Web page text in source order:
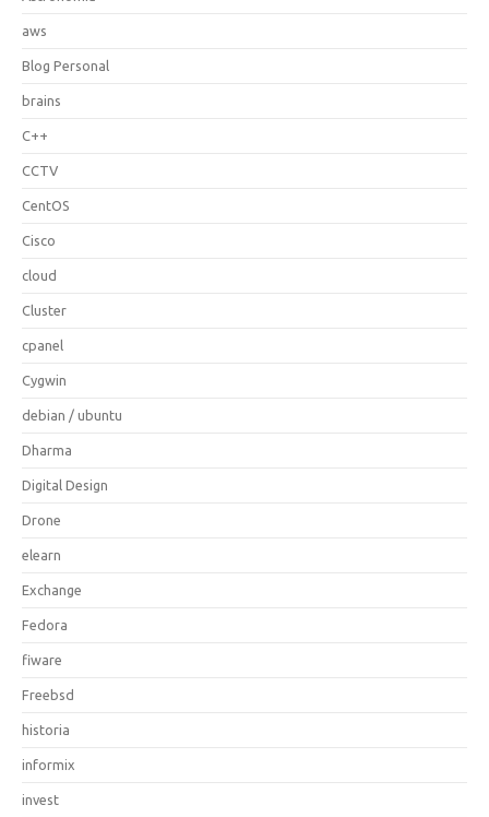
aws
Blog Personal
brains
C++
CCTV
CentOS
Cisco
cloud
Cluster
cpanel
Cygwin
debian / ubuntu
Dharma
Digital Design
Drone
elearn
Exchange
Fedora
fiware
Freebsd
historia
informix
invest